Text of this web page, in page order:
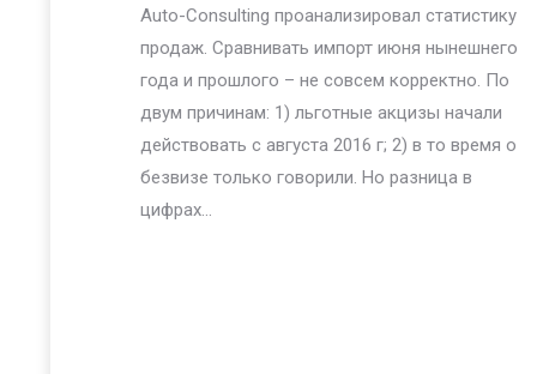
Auto-Consulting проанализировал статистику
продаж. Сравнивать импорт июня нынешнего
года и прошлого – не совсем корректно. По
двум причинам: 1) льготные акцизы начали
действовать с августа 2016 г; 2) в то время о
безвизе только говорили. Но разница в
цифрах…